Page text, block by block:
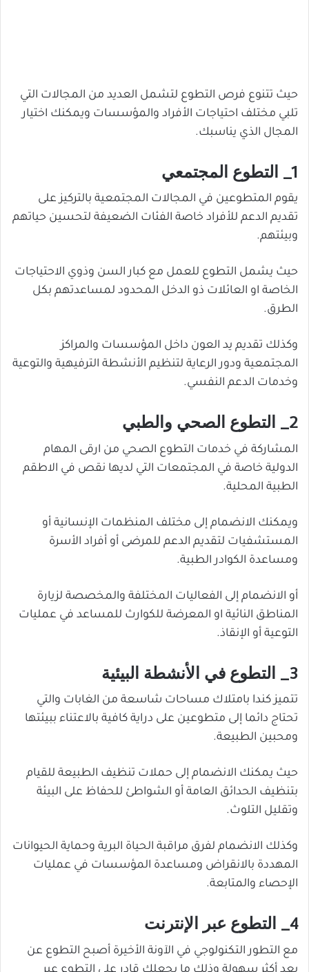
حيث تتنوع فرص التطوع لتشمل العديد من المجالات التي
تلبي مختلف احتياجات الأفراد والمؤسسات ويمكنك اختيار
المجال الذي يناسبك.
1_ التطوع المجتمعي
يقوم المتطوعين في المجالات المجتمعية بالتركيز على
تقديم الدعم للأفراد خاصة الفئات الضعيفة لتحسين حياتهم
وبيئتهم.
حيث يشمل التطوع للعمل مع كبار السن وذوي الاحتياجات
الخاصة او العائلات ذو الدخل المحدود لمساعدتهم بكل
الطرق.
وكذلك تقديم يد العون داخل المؤسسات والمراكز
المجتمعية ودور الرعاية لتنظيم الأنشطة الترفيهية والتوعية
وخدمات الدعم النفسي.
2_ التطوع الصحي والطبي
المشاركة في خدمات التطوع الصحي من ارقى المهام
الدولية خاصة في المجتمعات التي لديها نقص في الاطقم
الطبية المحلية.
ويمكنك الانضمام إلى مختلف المنظمات الإنسانية أو
المستشفيات لتقديم الدعم للمرضى أو أفراد الأسرة
ومساعدة الكوادر الطبية.
أو الانضمام إلى الفعاليات المختلفة والمخصصة لزيارة
المناطق النائية او المعرضة للكوارث للمساعد في عمليات
التوعية أو الإنقاذ.
3_ التطوع في الأنشطة البيئية
تتميز كندا بامتلاك مساحات شاسعة من الغابات والتي
تحتاج دائما إلى متطوعين على دراية كافية بالاعتناء ببيئتها
ومحبين الطبيعة.
حيث يمكنك الانضمام إلى حملات تنظيف الطبيعة للقيام
بتنظيف الحدائق العامة أو الشواطئ للحفاظ على البيئة
وتقليل التلوث.
وكذلك الانضمام لفرق مراقبة الحياة البرية وحماية الحيوانات
المهددة بالانقراض ومساعدة المؤسسات في عمليات
الإحصاء والمتابعة.
4_ التطوع عبر الإنترنت
مع التطور التكنولوجي في الآونة الأخيرة أصبح التطوع عن